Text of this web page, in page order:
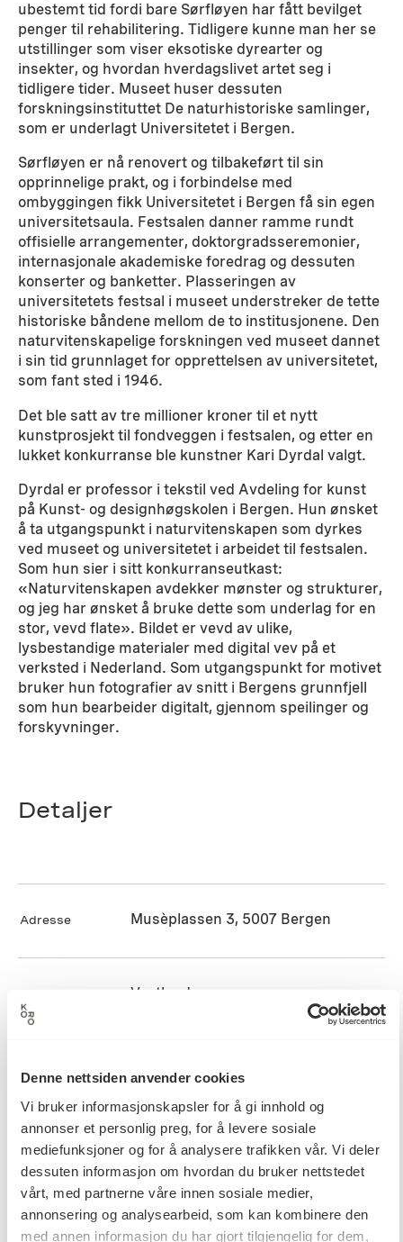
Denne nettsiden anvender cookies
Vi bruker informasjonskapsler for å gi innhold og
annonser et personlig preg, for å levere sosiale
mediefunksjoner og for å analysere trafikken vår. Vi deler
dessuten informasjon om hvordan du bruker nettstedet
vårt, med partnerne våre innen sosiale medier,
annonsering og analysearbeid, som kan kombinere den
med annen informasjon du har gjort tilgjengelig for dem,
ubestemt tid fordi bare Sørfløyen har fått bevilget
penger til rehabilitering. Tidligere kunne man her se
utstillinger som viser eksotiske dyrearter og
insekter, og hvordan hverdagslivet artet seg i
tidligere tider. Museet huser dessuten
forskningsinstituttet De naturhistoriske samlinger,
som er underlagt Universitetet i Bergen.
Sørfløyen er nå renovert og tilbakeført til sin
opprinnelige prakt, og i forbindelse med
ombyggingen fikk Universitetet i Bergen få sin egen
universitetsaula. Festsalen danner ramme rundt
offisielle arrangementer, doktorgradsseremonier,
internasjonale akademiske foredrag og dessuten
konserter og banketter. Plasseringen av
universitetets festsal i museet understreker de tette
historiske båndene mellom de to institusjonene. Den
naturvitenskapelige forskningen ved museet dannet
i sin tid grunnlaget for opprettelsen av universitetet,
som fant sted i 1946.
Det ble satt av tre millioner kroner til et nytt
kunstprosjekt til fondveggen i festsalen, og etter en
lukket konkurranse ble kunstner Kari Dyrdal valgt.
Dyrdal er professor i tekstil ved Avdeling for kunst
på Kunst- og designhøgskolen i Bergen. Hun ønsket
å ta utgangspunkt i naturvitenskapen som dyrkes
ved museet og universitetet i arbeidet til festsalen.
Som hun sier i sitt konkurranseutkast:
«Naturvitenskapen avdekker mønster og strukturer,
og jeg har ønsket å bruke dette som underlag for en
stor, vevd flate». Bildet er vevd av ulike,
lysbestandige materialer med digital vev på et
verksted i Nederland. Som utgangspunkt for motivet
bruker hun fotografier av snitt i Bergens grunnfjell
som hun bearbeider digitalt, gjennom speilinger og
forskyvninger.
Detaljer
Adresse Musèplassen 3, 5007 Bergen
Vestland
01.09.2015
Prosjektansvarlig Trude Schjelderup Iversen